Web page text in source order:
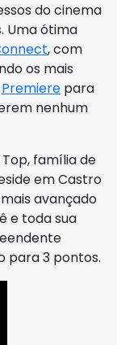
do cinema
Uma ótima
, com
os mais
Premiere para
nenhum
família de
em Castro
avançado
e toda sua
para 3 pontos.